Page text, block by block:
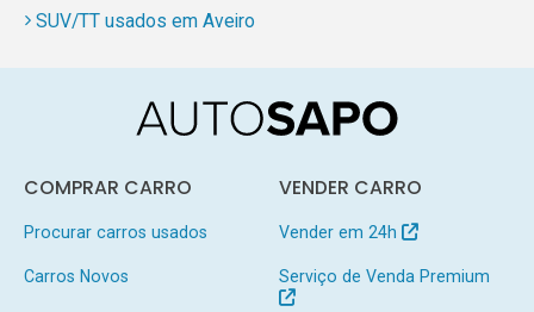
SUV/TT usados em Aveiro
COMPRAR CARRO
Procurar carros usados
Carros Novos
VENDER CARRO
Vender em 24h
Serviço de Venda Premium